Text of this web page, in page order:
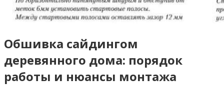
Обшивка сайдингом
деревянного дома: порядок
работы и нюансы монтажа